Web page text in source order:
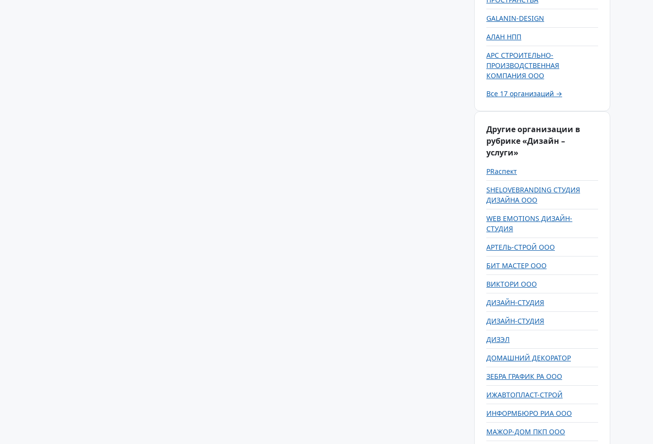
GALANIN-DESIGN
АЛАН НПП
АРС СТРОИТЕЛЬНО-
ПРОИЗВОДСТВЕННАЯ
КОМПАНИЯ ООО
Все 17 организаций →
Другие организации в
рубрике «Дизайн –
услуги»
PRаспект
SHELOVEBRANDING СТУДИЯ
ДИЗАЙНА ООО
WEB EMOTIONS ДИЗАЙН-
СТУДИЯ
АРТЕЛЬ-СТРОЙ ООО
БИТ МАСТЕР ООО
ВИКТОРИ ООО
ДИЗАЙН-СТУДИЯ
ДИЗАЙН-СТУДИЯ
ДИЗЭЛ
ДОМАШНИЙ ДЕКОРАТОР
ЗЕБРА ГРАФИК РА ООО
ИЖАВТОПЛАСТ-СТРОЙ
ИНФОРМБЮРО РИА ООО
МАЖОР-ДОМ ПКП ООО